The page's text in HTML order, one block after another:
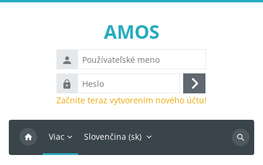
AMOS
Používateľské
meno
Heslo
Prihlásiť
sa
Začnite teraz vytvorením nového účtu!
Viac Slovenčina ‎(sk)‎
kurzy